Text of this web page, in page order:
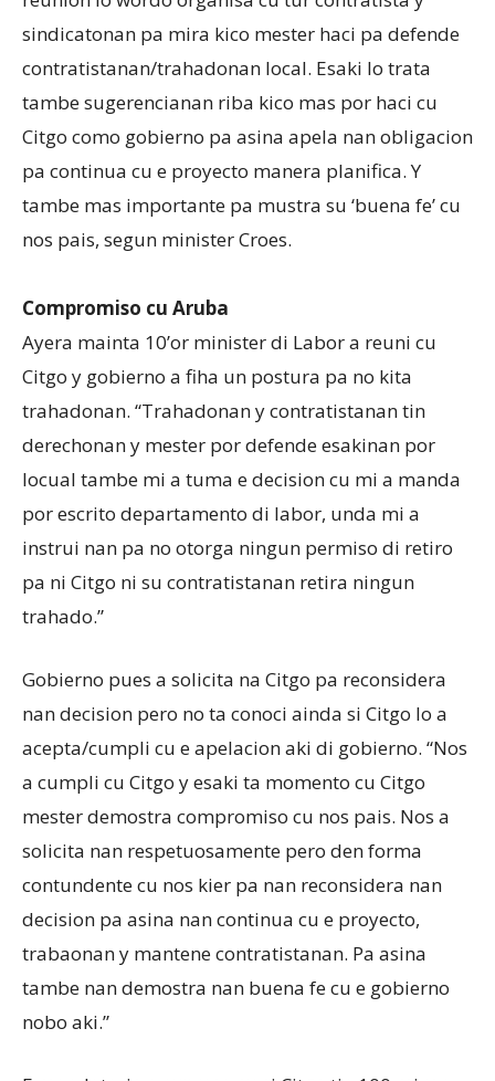
sindicatonan pa mira kico mester haci pa defende
contratistanan/trahadonan local. Esaki lo trata
tambe sugerencianan riba kico mas por haci cu
Citgo como gobierno pa asina apela nan obligacion
pa continua cu e proyecto manera planifica. Y
tambe mas importante pa mustra su ‘buena fe’ cu
nos pais, segun minister Croes.
Compromiso cu Aruba
Ayera mainta 10’or minister di Labor a reuni cu
Citgo y gobierno a fiha un postura pa no kita
trahadonan. “Trahadonan y contratistanan tin
derechonan y mester por defende esakinan por
locual tambe mi a tuma e decision cu mi a manda
por escrito departamento di labor, unda mi a
instrui nan pa no otorga ningun permiso di retiro
pa ni Citgo ni su contratistanan retira ningun
trahado.”
Gobierno pues a solicita na Citgo pa reconsidera
nan decision pero no ta conoci ainda si Citgo lo a
acepta/cumpli cu e apelacion aki di gobierno. “Nos
a cumpli cu Citgo y esaki ta momento cu Citgo
mester demostra compromiso cu nos pais. Nos a
solicita nan respetuosamente pero den forma
contundente cu nos kier pa nan reconsidera nan
decision pa asina nan continua cu e proyecto,
trabaonan y mantene contratistanan. Pa asina
tambe nan demostra nan buena fe cu e gobierno
nobo aki.”